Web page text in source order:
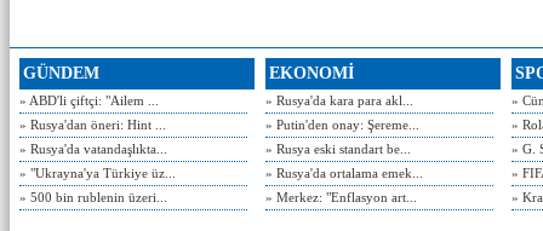
GÜNDEM
» ABD'li çiftçi: "Ailem ...
» Rusya'dan öneri: Hint ...
» Rusya'da vatandaşlıkta...
» "Ukrayna'ya Türkiye üz...
» 500 bin rublenin üzeri...
EKONOMİ
» Rusya'da kara para akl...
» Putin'den onay: Şereme...
» Rusya eski standart be...
» Rusya'da ortalama emek...
» Merkez: "Enflasyon art...
»
»
» G.
»
»